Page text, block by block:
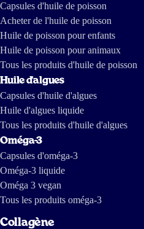
Capsules d'huile de poisson
Acheter de l'huile de poisson
Huile de poisson pour enfants
Huile de poisson pour animaux
Tous les produits d'huile de poisson
Huile d'algues
Capsules d'huile d'algues
Huile d'algues liquide
Tous les produits d'huile d'algues
Oméga-3
Capsules d'oméga-3
Oméga-3 liquide
Oméga 3 vegan
Tous les produits oméga-3
Collagène